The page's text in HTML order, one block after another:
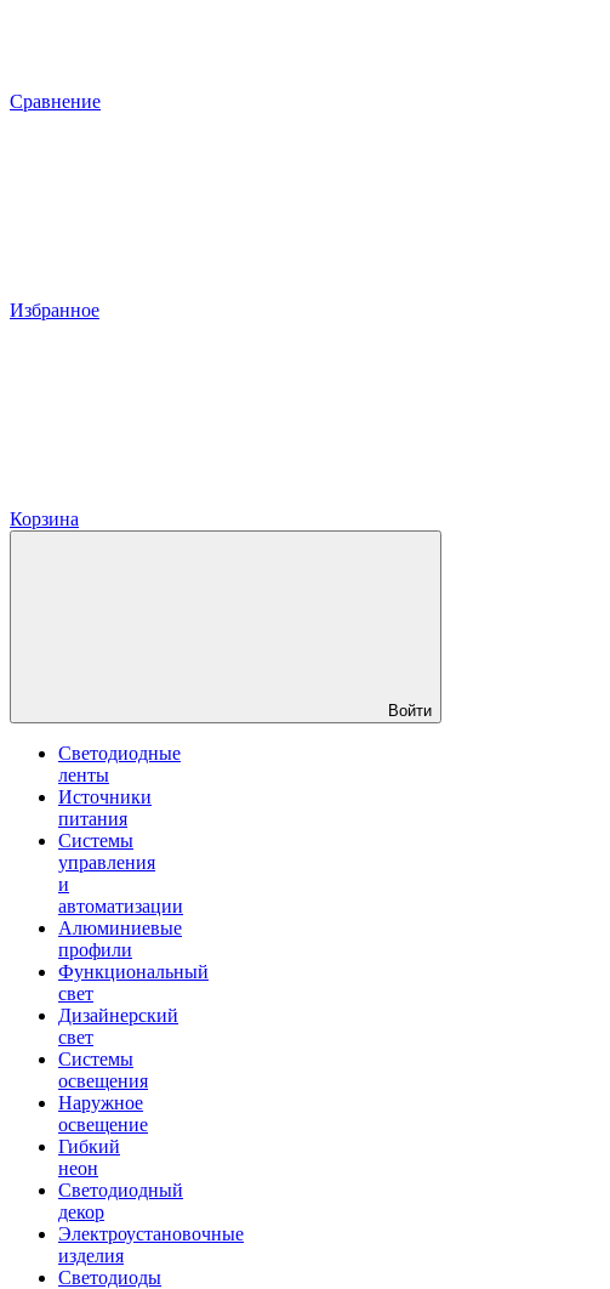
Сравнение
Избранное
Корзина
Войти
Светодиодные
ленты
Источники
питания
Системы
управления
и
автоматизации
Алюминиевые
профили
Функциональный
свет
Дизайнерский
свет
Системы
освещения
Наружное
освещение
Гибкий
неон
Светодиодный
декор
Электроустановочные
изделия
Светодиоды